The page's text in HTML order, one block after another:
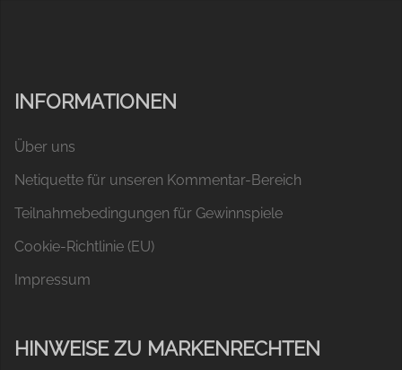
INFORMATIONEN
Über uns
Netiquette für unseren Kommentar-Bereich
Teilnahmebedingungen für Gewinnspiele
Cookie-Richtlinie (EU)
Impressum
HINWEISE ZU MARKENRECHTEN